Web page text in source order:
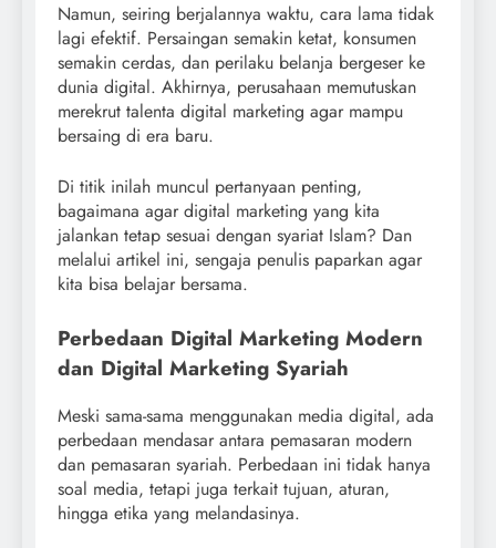
Namun, seiring berjalannya waktu, cara lama tidak
lagi efektif. Persaingan semakin ketat, konsumen
semakin cerdas, dan perilaku belanja bergeser ke
dunia digital. Akhirnya, perusahaan memutuskan
merekrut talenta digital marketing agar mampu
bersaing di era baru.
Di titik inilah muncul pertanyaan penting,
bagaimana agar digital marketing yang kita
jalankan tetap sesuai dengan syariat Islam? Dan
melalui artikel ini, sengaja penulis paparkan agar
kita bisa belajar bersama.
Perbedaan Digital Marketing Modern
dan Digital Marketing Syariah
Meski sama-sama menggunakan media digital, ada
perbedaan mendasar antara pemasaran modern
dan pemasaran syariah. Perbedaan ini tidak hanya
soal media, tetapi juga terkait tujuan, aturan,
hingga etika yang melandasinya.